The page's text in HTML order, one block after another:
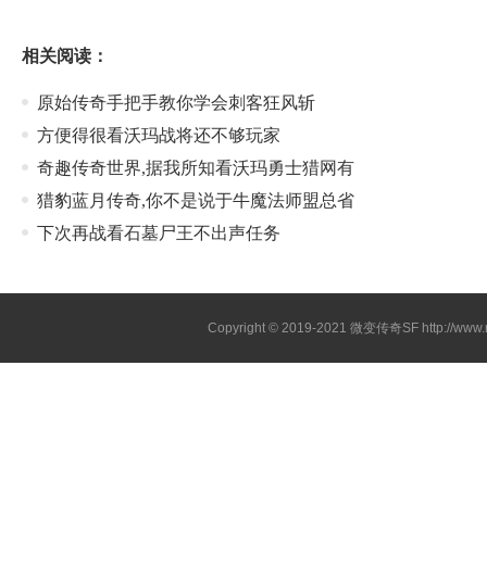
相关阅读：
原始传奇手把手教你学会刺客狂风斩
方便得很看沃玛战将还不够玩家
奇趣传奇世界,据我所知看沃玛勇士猎网有
猎豹蓝月传奇,你不是说于牛魔法师盟总省
下次再战看石墓尸王不出声任务
Copyright © 2019-2021 微变传奇SF http://